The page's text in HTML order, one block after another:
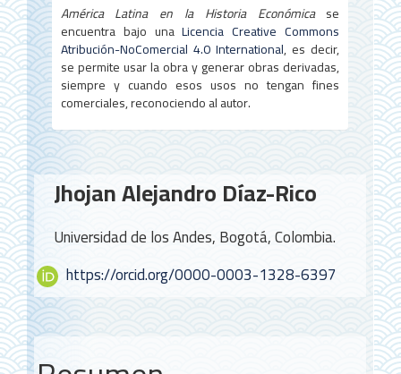
América Latina en la Historia Económicase
encuentra bajo unaLicencia Creative Commons
Atribución-NoComercial 4.0 International, es decir,
se permite usar la obra y generar obras derivadas,
siempre y cuando esos usos no tengan fines
comerciales, reconociendo al autor.
Contenido
principal
del
artículo
Jhojan Alejandro Díaz-Rico
Universidad de los Andes, Bogotá, Colombia.
https://orcid.org/0000-0003-1328-6397